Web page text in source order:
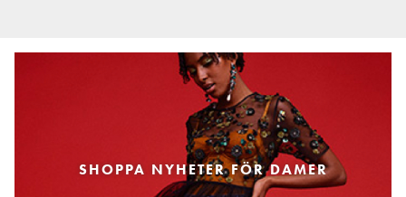
SHOPPA NYHETER FÖR DAMER